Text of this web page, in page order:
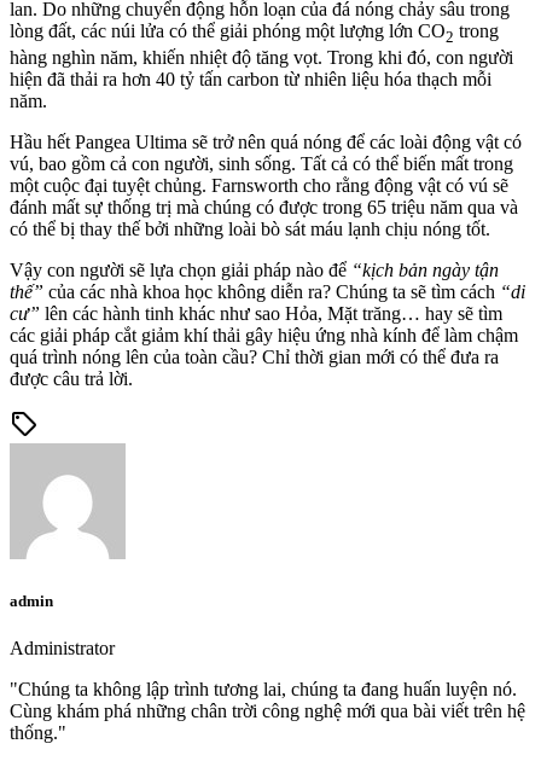
lan. Do những chuyển động hỗn loạn của đá nóng chảy sâu trong
lòng đất, các núi lửa có thể giải phóng một lượng lớn CO2 trong
hàng nghìn năm, khiến nhiệt độ tăng vọt. Trong khi đó, con người
hiện đã thải ra hơn 40 tỷ tấn carbon từ nhiên liệu hóa thạch mỗi
năm.
Hầu hết Pangea Ultima sẽ trở nên quá nóng để các loài động vật có
vú, bao gồm cả con người, sinh sống. Tất cả có thể biến mất trong
một cuộc đại tuyệt chủng. Farnsworth cho rằng động vật có vú sẽ
đánh mất sự thống trị mà chúng có được trong 65 triệu năm qua và
có thể bị thay thế bởi những loài bò sát máu lạnh chịu nóng tốt.
Vậy con người sẽ lựa chọn giải pháp nào để “kịch bản ngày tận
thế” của các nhà khoa học không diễn ra? Chúng ta sẽ tìm cách “di
cư” lên các hành tinh khác như sao Hỏa, Mặt trăng… hay sẽ tìm
các giải pháp cắt giảm khí thải gây hiệu ứng nhà kính để làm chậm
quá trình nóng lên của toàn cầu? Chỉ thời gian mới có thể đưa ra
được câu trả lời.
sell
admin
Administrator
"Chúng ta không lập trình tương lai, chúng ta đang huấn luyện nó.
Cùng khám phá những chân trời công nghệ mới qua bài viết trên hệ
thống."